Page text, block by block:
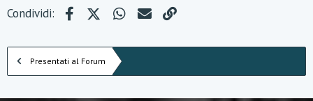
Condividi: FacebookX (Twitter)WhatsApp
e-mail
Presentati al Forum